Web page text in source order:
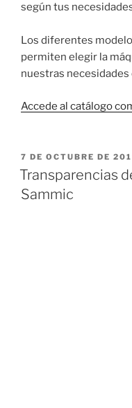
según tus
Los diferentes
permiten elegir la
nuestras necesidades
Accede al catálogo
PUBLICADO
EL
7 DE OCTUBRE DE
Transparencias
Sammic